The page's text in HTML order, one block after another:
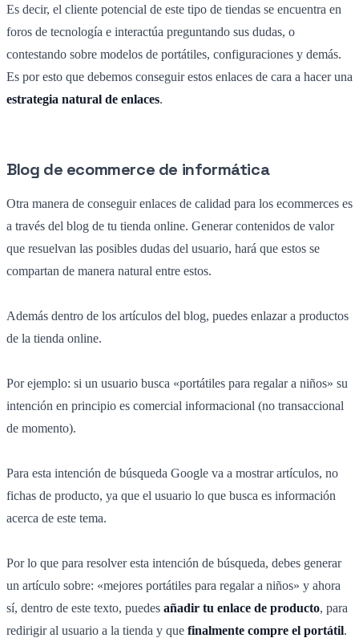
Es decir, el cliente potencial de este tipo de tiendas se encuentra en
foros de tecnología e interactúa preguntando sus dudas, o
contestando sobre modelos de portátiles, configuraciones y demás.
Es por esto que debemos conseguir estos enlaces de cara a hacer una
estrategia natural de enlaces.
Blog de ecommerce de informática
Otra manera de conseguir enlaces de calidad para los ecommerces es
a través del blog de tu tienda online. Generar contenidos de valor
que resuelvan las posibles dudas del usuario, hará que estos se
compartan de manera natural entre estos.
Además dentro de los artículos del blog, puedes enlazar a productos
de la tienda online.
Por ejemplo: si un usuario busca «portátiles para regalar a niños» su
intención en principio es comercial informacional (no transaccional
de momento).
Para esta intención de búsqueda Google va a mostrar artículos, no
fichas de producto, ya que el usuario lo que busca es información
acerca de este tema.
Por lo que para resolver esta intención de búsqueda, debes generar
un artículo sobre: «mejores portátiles para regalar a niños» y ahora
sí, dentro de este texto, puedes añadir tu enlace de producto, para
redirigir al usuario a la tienda y que finalmente compre el portátil.